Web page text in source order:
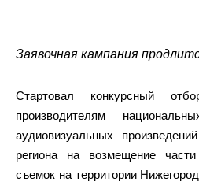
Заявочная кампания
Стартовал конкурсный
производителям
аудиовизуальных
региона на возмещение
съемок на территории